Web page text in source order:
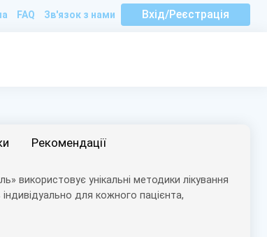
FAQ Зв'язок з нами Вхід/Реєстрація
Рекомендації
використовує унікальні методики лікування
індивідуально для кожного пацієнта,